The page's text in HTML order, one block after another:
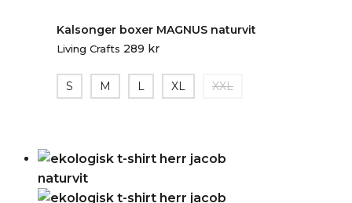
Kalsonger boxer MAGNUS naturvit
Living Crafts 289 kr
S M L XL XXL